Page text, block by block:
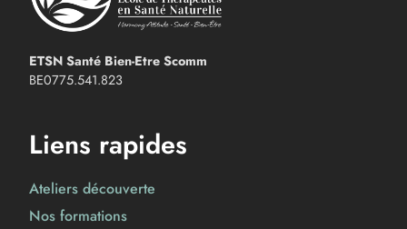
ETSN Santé Bien-Etre Scomm
BE0775.541.823
Liens rapides
Ateliers découverte
Nos formations